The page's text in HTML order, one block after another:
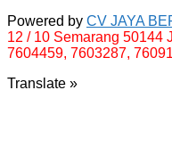
Powered by CV JAYA
12 / 10 Semarang 50144
7604459, 7603287,
Translate »